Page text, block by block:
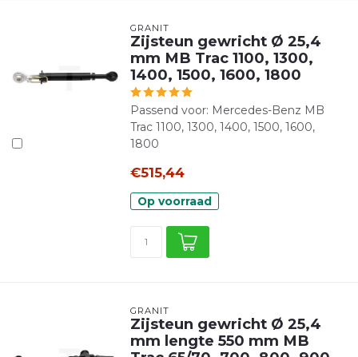
GRANIT
Zijsteun gewricht Ø 25,4
mm MB Trac 1100, 1300,
1400, 1500, 1600, 1800
Passend voor: Mercedes-Benz MB
Trac 1100, 1300, 1400, 1500, 1600,
1800
€515,44
Op voorraad
GRANIT
Zijsteun gewricht Ø 25,4
mm lengte 550 mm MB